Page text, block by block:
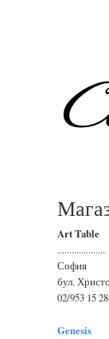
Art Table
....................
София
бул.
02/953 15 28
Genesis